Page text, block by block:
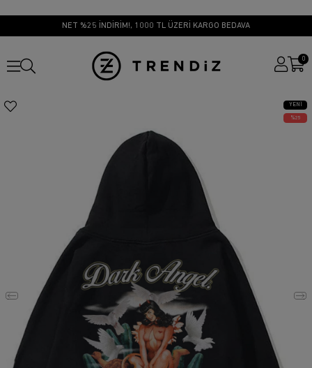
NET %25 İNDİRİM!, 1000 TL ÜZERİ KARGO BEDAVA
0
YENI
ÜRÜN
25